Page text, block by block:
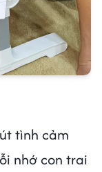
tình cảm
nhớ con trai